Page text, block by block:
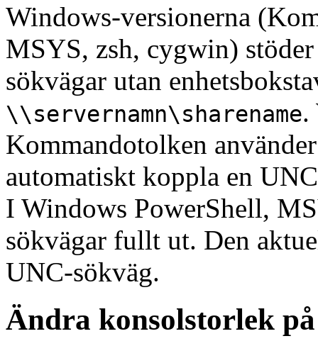
Windows-versionerna
MSYS, zsh, cygwin)
sökvägar utan
\\servernamn\sharename.
Kommandotolken
automatiskt koppla en
I Windows PowerShell,
sökvägar fullt ut. Den
UNC-sökväg.
Ändra konsolstorlek